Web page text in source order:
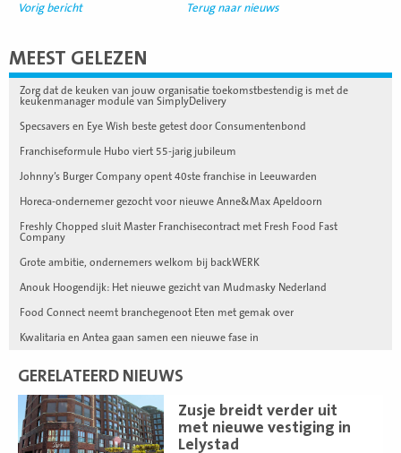
Vorig bericht Terug naar nieuws
MEEST GELEZEN
Zorg dat de keuken van jouw organisatie toekomstbestendig is met de
keukenmanager module van SimplyDelivery
Specsavers en Eye Wish beste getest door Consumentenbond
Franchiseformule Hubo viert 55-jarig jubileum
Johnny’s Burger Company opent 40ste franchise in Leeuwarden
Horeca-ondernemer gezocht voor nieuwe Anne&Max Apeldoorn
Freshly Chopped sluit Master Franchisecontract met Fresh Food Fast
Company
Grote ambitie, ondernemers welkom bij backWERK
Anouk Hoogendijk: Het nieuwe gezicht van Mudmasky Nederland
Food Connect neemt branchegenoot Eten met gemak over
Kwalitaria en Antea gaan samen een nieuwe fase in
GERELATEERD NIEUWS
Zusje breidt verder uit
met nieuwe vestiging in
Lelystad
Lees
meer